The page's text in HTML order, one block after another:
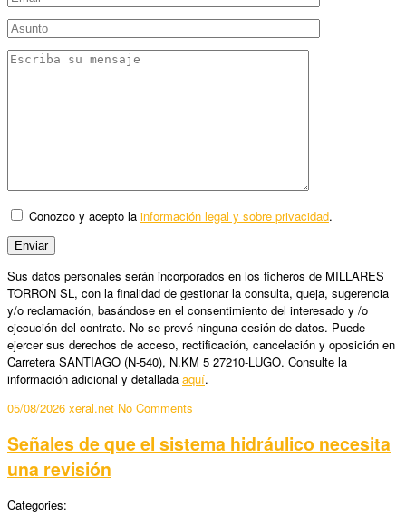
Conozco y acepto la información legal y sobre privacidad.
Sus datos personales serán incorporados en los ficheros de MILLARES
TORRON SL, con la finalidad de gestionar la consulta, queja, sugerencia
y/o reclamación, basándose en el consentimiento del interesado y /o
ejecución del contrato. No se prevé ninguna cesión de datos. Puede
ejercer sus derechos de acceso, rectificación, cancelación y oposición en
Carretera SANTIAGO (N-540), N.KM 5 27210-LUGO. Consulte la
información adicional y detallada aquí.
05/08/2026 xeral.net No Comments
Señales de que el sistema hidráulico necesita
una revisión
Categories: